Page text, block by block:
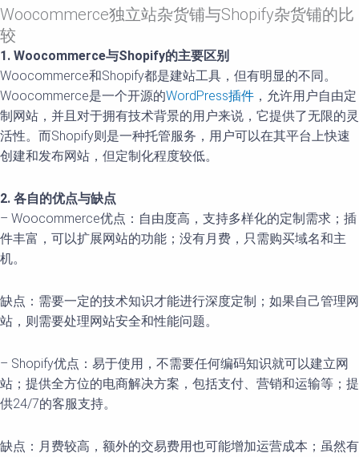
Woocommerce独立站杂货铺与Shopify杂货铺的比
较
1. Woocommerce与Shopify的主要区别
Woocommerce和Shopify都是建站工具，但有明显的不同。
Woocommerce是一个开源的WordPress插件 ，允许用户自由定
制网站，并且对于拥有技术背景的用户来说，它提供了无限的灵
活性。而Shopify则是一种托管服务，用户可以在其平台上快速
创建和发布网站，但定制化程度较低。
2. 各自的优点与缺点
– Woocommerce优点：自由度高，支持多样化的定制需求；插
件丰富，可以扩展网站的功能；没有月费，只需购买域名和主
机。
缺点：需要一定的技术知识才能进行深度定制；如果自己管理网
站，则需要处理网站安全和性能问题。
– Shopify优点：易于使用，不需要任何编码知识就可以建立网
站；提供全方位的电商解决方案，包括支付、营销和运输等；提
供24/7的客服支持。
缺点：月费较高，额外的交易费用也可能增加运营成本；虽然有